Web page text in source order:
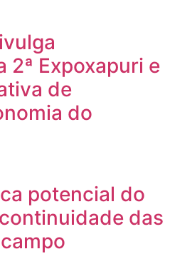
2ª Expoxapuri e
de
do
potencial do
das